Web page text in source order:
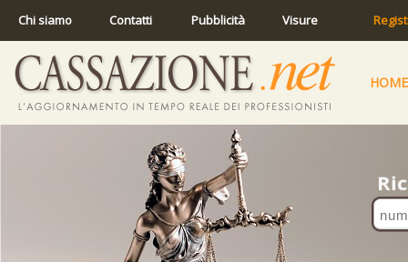
Chi siamo Contatti Pubblicità Visure
HOME